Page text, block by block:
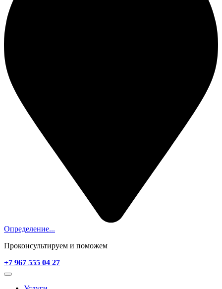
Определение...
Проконсультируем и поможем
+7 967 555 04 27